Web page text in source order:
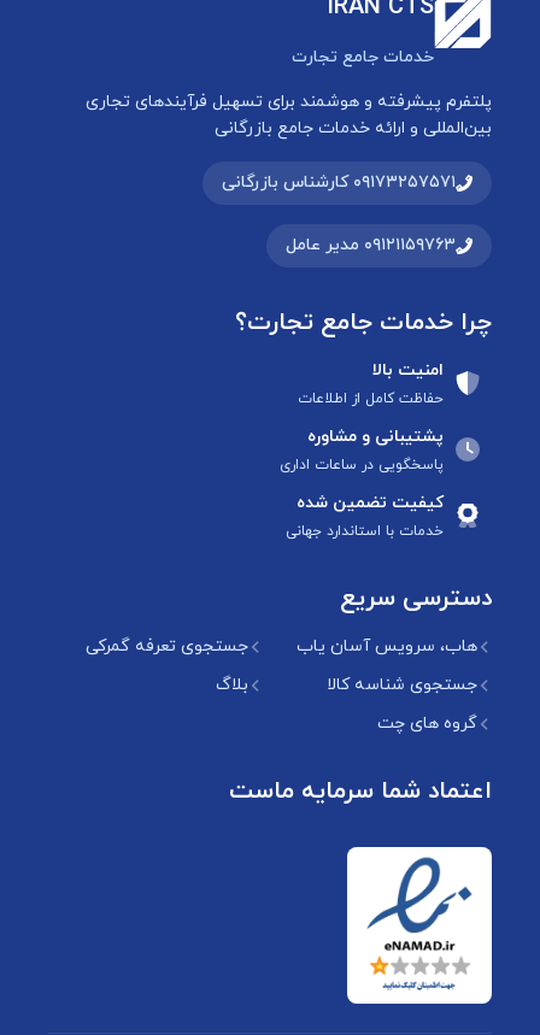
IRAN CTS
خدمات جامع تجارت
پلتفرم پیشرفته و هوشمند برای تسهیل فرآیندهای تجاری
بین‌المللی و ارائه خدمات جامع بازرگانی
۰۹۱۷۳۲۵۷۵۷۱ کارشناس بازرگانی
۰۹۱۲۱۱۵۹۷۶۳ مدیر عامل
چرا خدمات جامع تجارت؟
امنیت بالا
حفاظت کامل از اطلاعات
پشتیبانی و مشاوره
پاسخگویی در ساعات اداری
کیفیت تضمین شده
خدمات با استاندارد جهانی
دسترسی سریع
هاب، سرویس آسان یاب
جستجوی تعرفه گمرکی
جستجوی شناسه کالا
بلاگ
گروه های چت
اعتماد شما سرمایه ماست